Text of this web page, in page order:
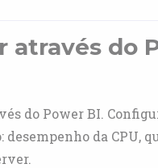
através do
do Power BI.
da CPU,